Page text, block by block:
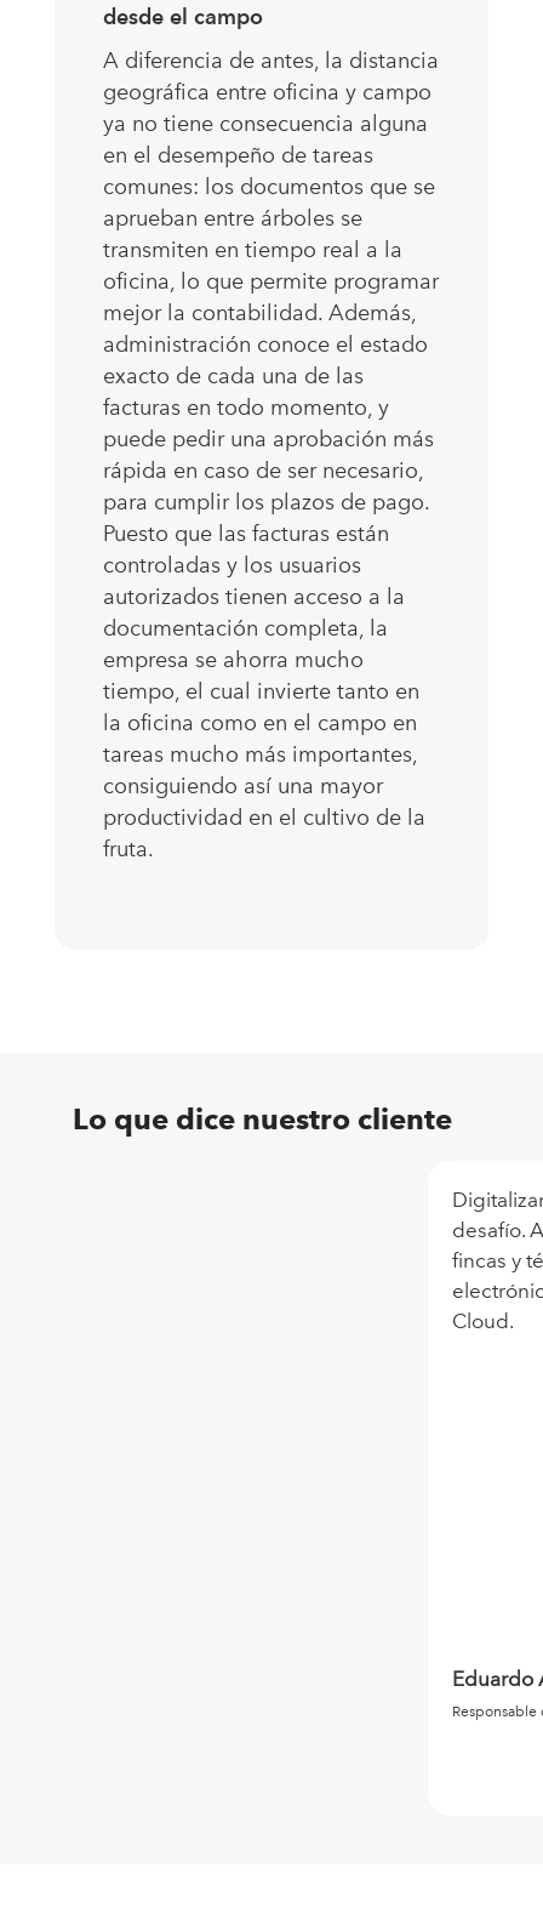
desde el campo
A diferencia de antes, la distancia
geográfica entre oficina y campo
ya no tiene consecuencia alguna
en el desempeño de tareas
comunes: los documentos que se
aprueban entre árboles se
transmiten en tiempo real a la
oficina, lo que permite programar
mejor la contabilidad. Además,
administración conoce el estado
exacto de cada una de las
facturas en todo momento, y
puede pedir una aprobación más
rápida en caso de ser necesario,
para cumplir los plazos de pago.
Puesto que las facturas están
controladas y los usuarios
autorizados tienen acceso a la
documentación completa, la
empresa se ahorra mucho
tiempo, el cual invierte tanto en
la oficina como en el campo en
tareas mucho más importantes,
consiguiendo así una mayor
productividad en el cultivo de la
fruta.
Lo que dice nuestro cliente
desafío.
fincas y
Cloud.
Eduardo
Responsable